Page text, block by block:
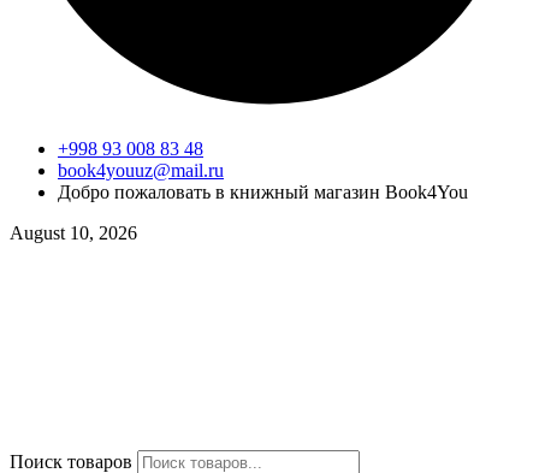
+998 93 008 83 48
book4youuz@mail.ru
Добро пожаловать в книжный магазин Book4You
August 10, 2026
Поиск товаров